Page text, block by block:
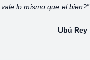
lo mismo que el bien?”
Ubú Rey